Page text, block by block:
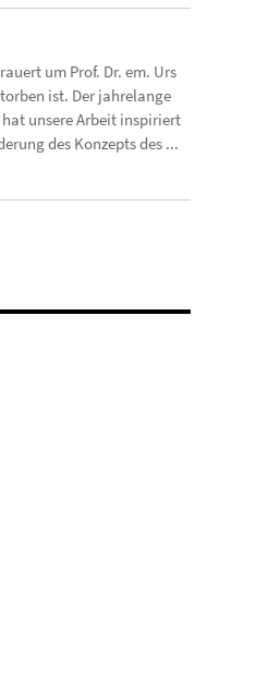
um Prof. Dr. em. Urs
ist. Der jahrelange
unsere Arbeit inspiriert
des Konzepts des ...